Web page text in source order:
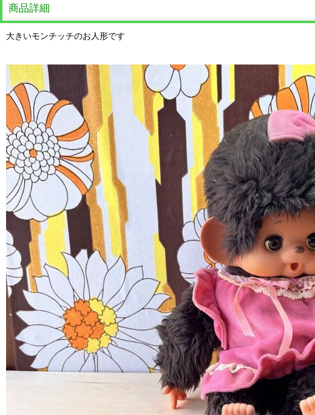
商品詳細
大きいモンチッチのお人形です